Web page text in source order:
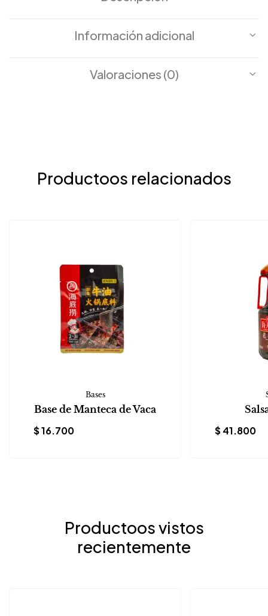
Información adicional
Valoraciones (0)
Productoos relacionados
Bases
Base de Manteca de Vaca
$16.700 $41.800
Productoos vistos
recientemente